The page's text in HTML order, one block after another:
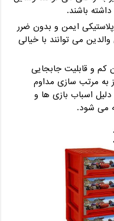
باشند.
ایمن و بدون ضرر
می توانند با خیالی
کم و قابلیت جا‌بجایی
به مرتب سازی مداوم
دلیل اسباب بازی ها و
می شود.